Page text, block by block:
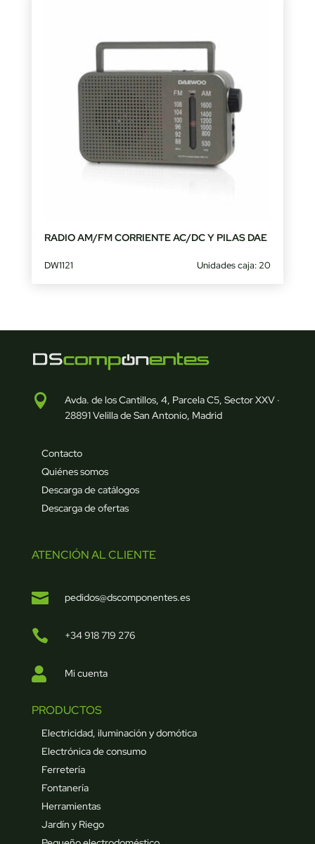
RADIO AM/FM CORRIENTE AC/DC Y PILAS DAE
DW1121 Unidades caja: 20

Avda. de los Cantillos, 4, Parcela C5, Sector XXV ·
28891 Velilla de San Antonio, Madrid
Contacto
Quiénes somos
Descarga de catálogos
Descarga de ofertas
ATENCIÓN AL CLIENTE
 pedidos@dscomponentes.es
 +34 918 719 276
 Mi cuenta
PRODUCTOS
Electricidad, iluminación y domótica
Electrónica de consumo
Ferretería
Fontanería
Herramientas
Jardín y Riego